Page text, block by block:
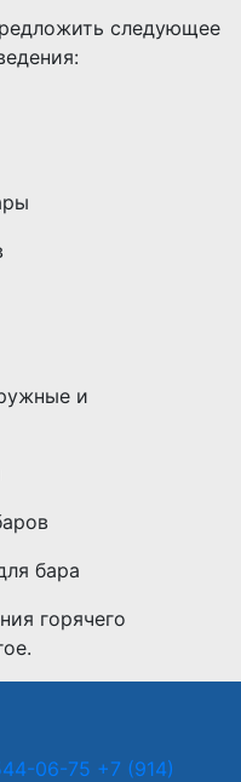
следующее
и
бара
горячего
06-75 +7 (914)